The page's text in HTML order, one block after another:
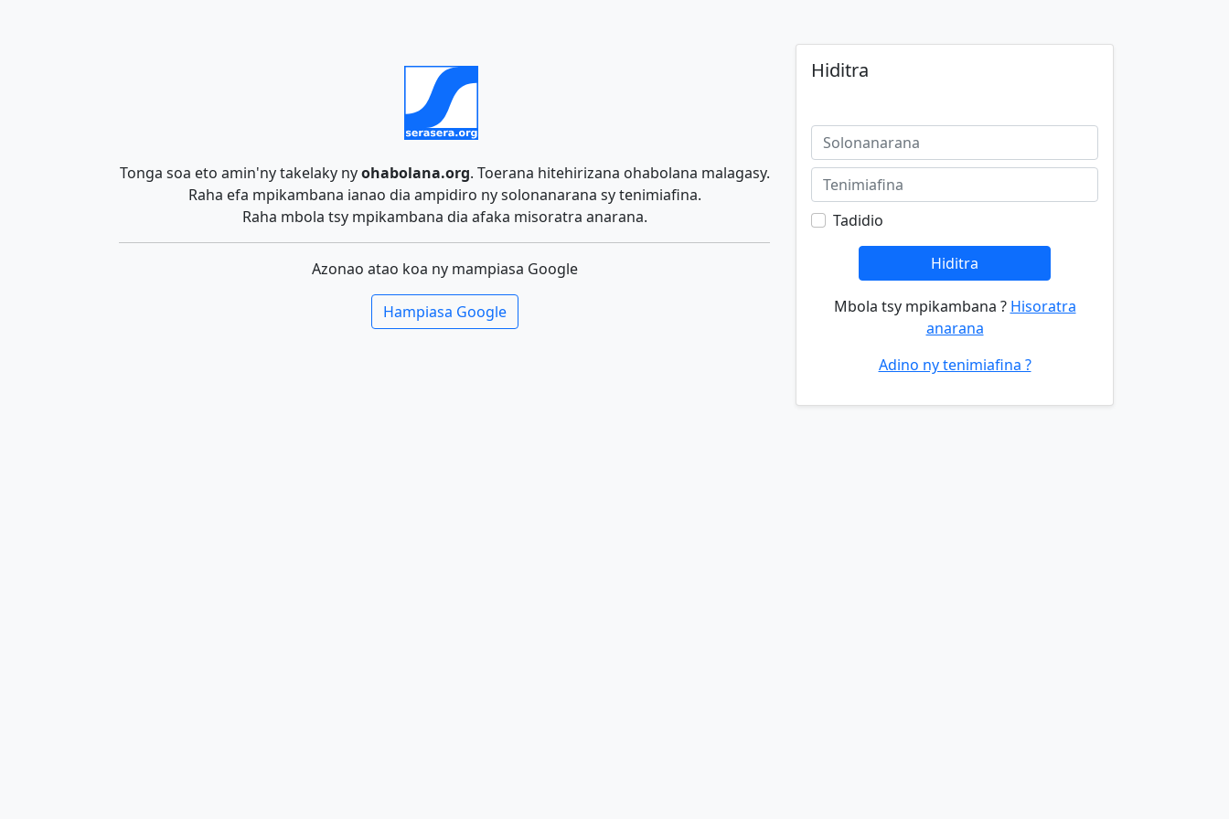
Tonga soa eto amin'ny takelaky nyohabolana.org. Toerana hitehirizana ohabolana malagasy.
Raha efa mpikambana ianao dia ampidiro ny solonanarana sy tenimiafina.
Raha mbola tsy mpikambana dia afaka misoratra anarana.
Azonao atao koa ny mampiasa Google
Hampiasa Google
Hiditra
Tadidio
Hiditra
Mbola tsy mpikambana ? Hisoratra
anarana
Adino ny tenimiafina ?